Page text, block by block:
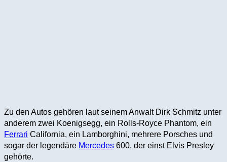
Zu den Autos gehören laut seinem Anwalt Dirk Schmitz unter
anderem zwei Koenigsegg, ein Rolls-Royce Phantom, ein
Ferrari California, ein Lamborghini, mehrere Porsches und
sogar der legendäre Mercedes 600, der einst Elvis Presley
gehörte.